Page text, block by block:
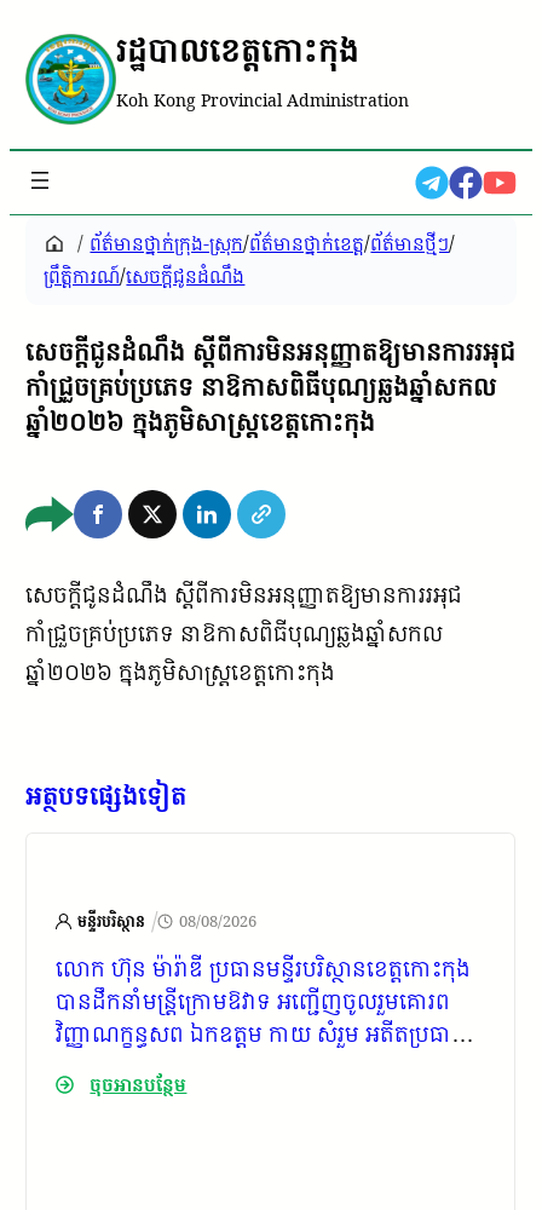
រដ្ឋបាលខេត្តកោះកុង
Koh Kong Provincial Administration
/ ព័ត៌មានថ្នាក់ក្រុង-ស្រុក/ព័ត៌មានថ្នាក់ខេត្ត/ព័ត៌មានថ្មីៗ/
ព្រឹត្តិការណ៍/សេចក្តីជូនដំណឹង
សេចក្តីជូនដំណឹង ស្តីពីការមិនអនុញ្ញាតឱ្យមានការរអុជ
កាំជ្រួចគ្រប់ប្រភេទ នាឱកាសពិធីបុណ្យឆ្លងឆ្នាំសកល
ឆ្នាំ២០២៦ ក្នុងភូមិសាស្ត្រខេត្តកោះកុង
សេចក្តីជូនដំណឹង ស្តីពីការមិនអនុញ្ញាតឱ្យមានការរអុជ
កាំជ្រួចគ្រប់ប្រភេទ នាឱកាសពិធីបុណ្យឆ្លងឆ្នាំសកល
ឆ្នាំ២០២៦ ក្នុងភូមិសាស្ត្រខេត្តកោះកុង
អត្ថបទផ្សេងទៀត
មន្ទីរបរិស្ថាន / 08/08/2026
លោក ហ៊ុន ម៉ារ៉ាឌី ប្រធានមន្ទីរបរិស្ថានខេត្តកោះកុង
បានដឹកនាំមន្ត្រីក្រោមឱវាទ អញ្ជើញចូលរួមគោរព
វិញ្ញាណក្ខន្ធសព ឯកឧត្តម កាយ សំរួម អតីតប្រធាន
ក្រុមប្រឹក្សាខេត្តកោះកុង ដែលប្រព្រឹត្តទៅនៅវត្តព្រែក
ស្វាយ។ចុចអានបន្ថែម